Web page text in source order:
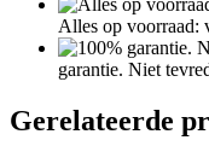
Alles op voorraad:
garantie. Niet
Gerelateerde